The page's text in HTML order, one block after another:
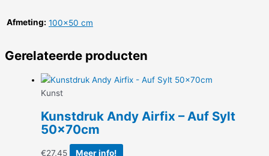
Afmeting: 100×50 cm
Gerelateerde producten
Kunst
Kunstdruk Andy Airfix – Auf Sylt
50x70cm
€27,45 Meer info!